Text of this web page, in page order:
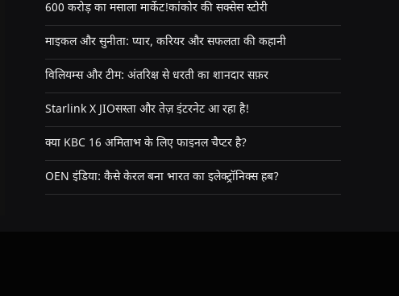
600 करोड़ का मसाला मार्केट!कांकोर की सक्सेस स्टोरी
माइकल और सुनीता: प्यार, करियर और सफलता की कहानी
विलियम्स और टीम: अंतरिक्ष से धरती का शानदार सफ़र
Starlink X JIOसस्ता और तेज़ इंटरनेट आ रहा है!
क्या KBC 16 अमिताभ के लिए फाइनल चैप्टर है?
OEN इंडिया: कैसे केरल बना भारत का इलेक्ट्रॉनिक्स हब?